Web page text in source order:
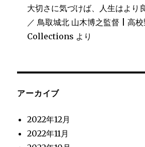
大切さに気づけば、人生はより
／ 鳥取城北 山木博之監督 | 高
Collections より
アーカイブ
2022年12月
2022年11月